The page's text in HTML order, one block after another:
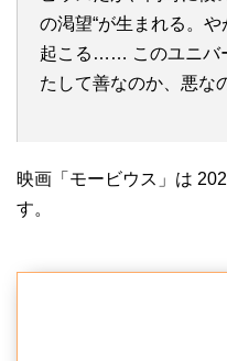
の渇望“が生まれる。
起こる…… このユニバ
たして善なのか、悪な
映画「モービウス」は
す。